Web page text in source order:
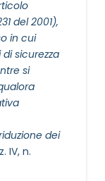
del 2001),
in cui
sicurezza
si
dei
IV, n.